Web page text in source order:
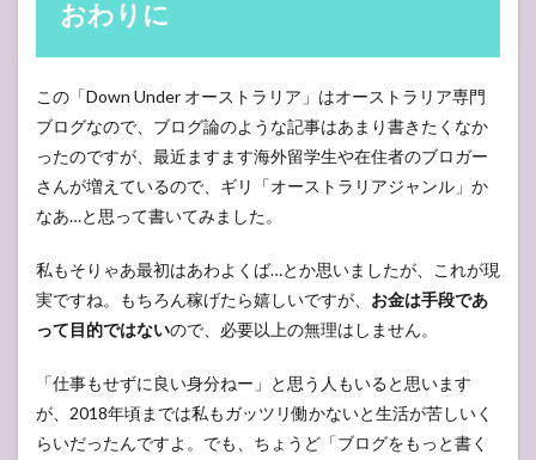
おわりに
この「Down Under オーストラリア」はオーストラリア専門
ブログなので、ブログ論のような記事はあまり書きたくなか
ったのですが、最近ますます海外留学生や在住者のブロガー
さんが増えているので、ギリ「オーストラリアジャンル」か
なあ…と思って書いてみました。
私もそりゃあ最初はあわよくば…とか思いましたが、これが現
実ですね。もちろん稼げたら嬉しいですが、 お金は手段であ
って目的ではないので、必要以上の無理はしません。
「仕事もせずに良い身分ねー」と思う人もいると思います
が、2018年頃までは私もガッツリ働かないと生活が苦しいく
らいだったんですよ。でも、ちょうど「ブログをもっと書く